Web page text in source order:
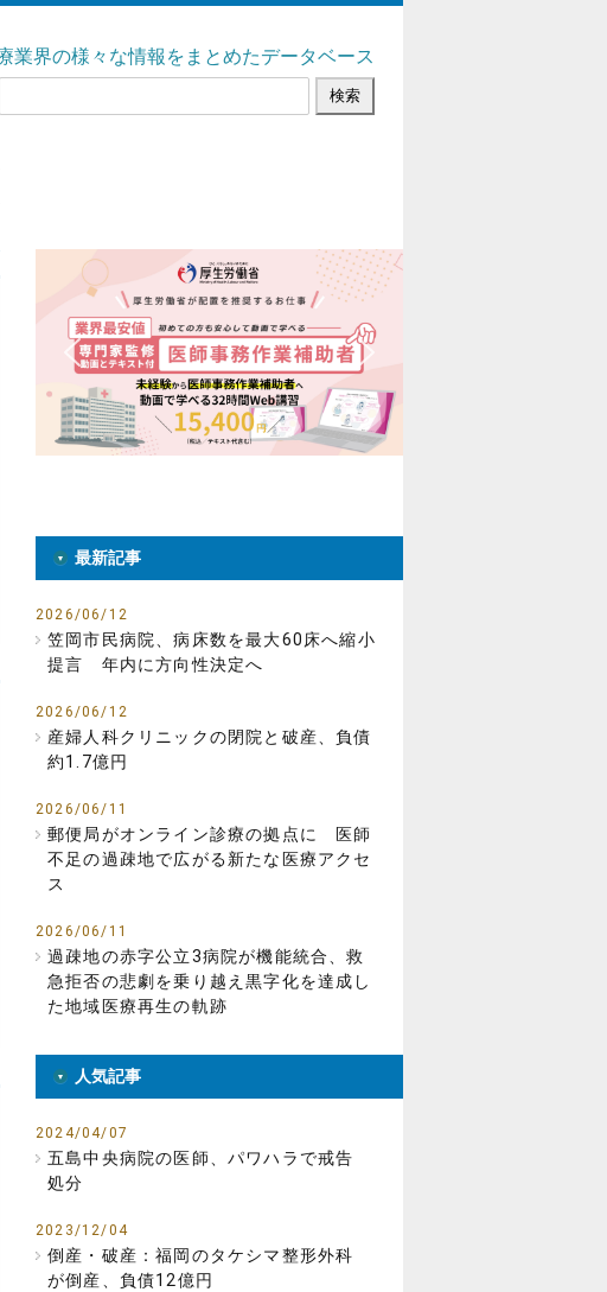
業界の様々な情報をまとめたデータベース
最新記事
2026/06/12
笠岡市民病院、病床数を最大60床へ縮小
提言 年内に方向性決定へ
2026/06/12
産婦人科クリニックの閉院と破産、負債
約1.7億円
2026/06/11
郵便局がオンライン診療の拠点に 医師
不足の過疎地で広がる新たな医療アクセ
ス
2026/06/11
過疎地の赤字公立3病院が機能統合、救
急拒否の悲劇を乗り越え黒字化を達成し
た地域医療再生の軌跡
人気記事
2024/04/07
五島中央病院の医師、パワハラで戒告
処分
2023/12/04
倒産・破産：福岡のタケシマ整形外科
が倒産、負債12億円